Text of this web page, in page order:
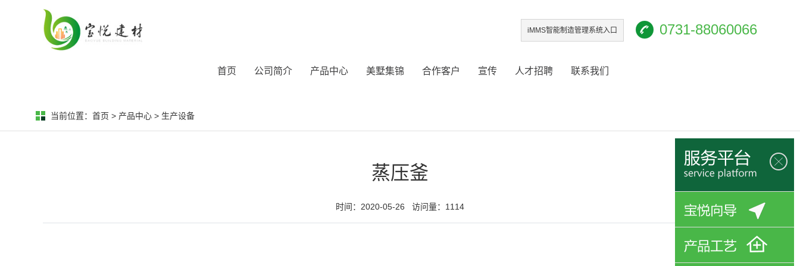
0731-88060066
iMMS智能制造管理系统入口
首页 公司简介 产品中心 美墅集锦 合作客户 宣传 人才招聘 联系我们
当前位置： 首页 > 产品中心> 生产设备
蒸压釜
时间：2020-05-26 访问量：1114